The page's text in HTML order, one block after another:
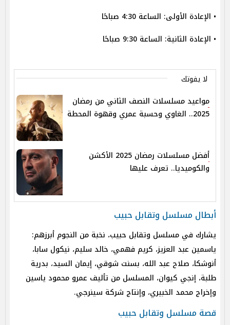
• الإعادة الأولى: الساعة 4:30 صباحًا
• الإعادة الثانية: الساعة 9:30 صباحًا
لا يفوتك
مواعيد مسلسلات النصف الثاني من رمضان
2025.. الغاوي وحسبة عمري وقهوة المحطة
أفضل مسلسلات رمضان 2025 الأكشن
والكوميديا.. تعرف عليها
أبطال مسلسل وتقابل حبيب
يشارك في مسلسل وتقابل حبيب، نخبة من النجوم أبرزهم:
ياسمين عبد العزيز، كريم فهمي، خالد سليم، نيكول سابا،
أنوشكا، صلاح عبد الله، بسنت شوقي، إيمان السيد، بدرية
طلبة، إنجي كيوان، المسلسل من تأليف عمرو محمود ياسين
وإخراج محمد الخبيري، وإنتاج شركة سينرجي.
قصة مسلسل وتقابل حبيب